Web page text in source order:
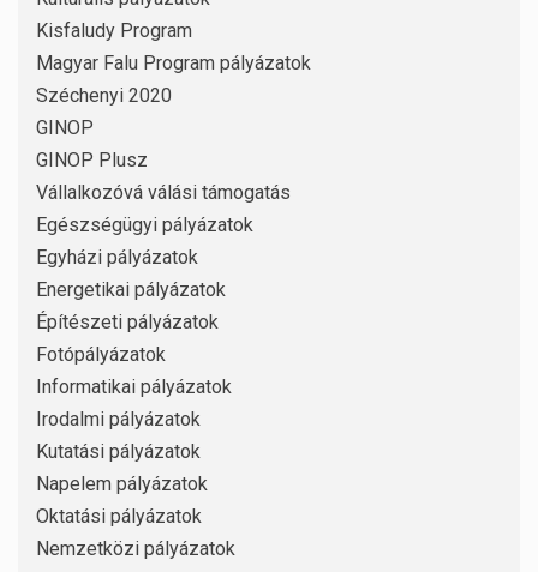
Kisfaludy Program
Magyar Falu Program pályázatok
Széchenyi 2020
GINOP
GINOP Plusz
Vállalkozóvá válási támogatás
Egészségügyi pályázatok
Egyházi pályázatok
Energetikai pályázatok
Építészeti pályázatok
Fotópályázatok
Informatikai pályázatok
Irodalmi pályázatok
Kutatási pályázatok
Napelem pályázatok
Oktatási pályázatok
Nemzetközi pályázatok